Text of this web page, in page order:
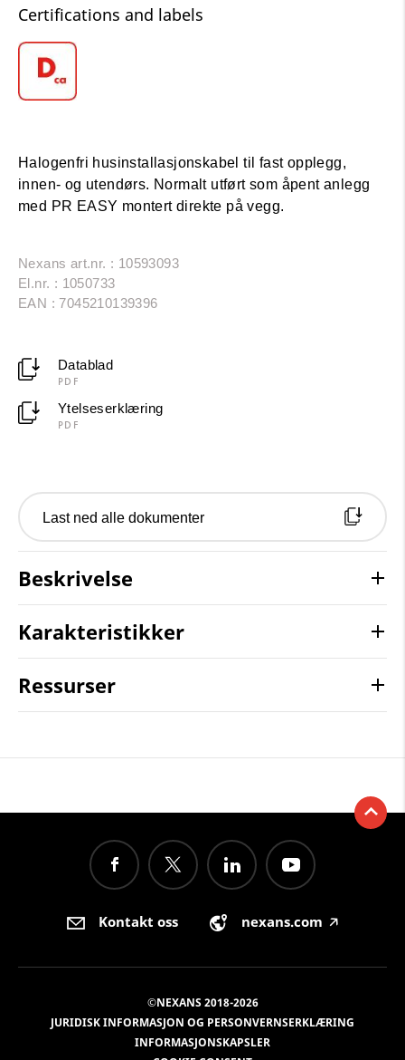
Certifications and labels
Halogenfri husinstallasjonskabel til fast opplegg,
innen- og utendørs. Normalt utført som åpent anlegg
med PR EASY montert direkte på vegg.
Nexans art.nr. : 10593093
El.nr. : 1050733
EAN : 7045210139396
Datablad
PDF
Ytelseserklæring
PDF
Last ned alle dokumenter
Beskrivelse
Karakteristikker
Ressurser
Kontakt oss nexans.com 🡥
©NEXANS 2018-2026
JURIDISK INFORMASJON OG PERSONVERNSERKLÆRING
INFORMASJONSKAPSLER